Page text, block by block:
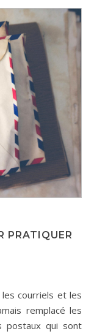
PRATIQUER
remplacé les
postaux qui sont